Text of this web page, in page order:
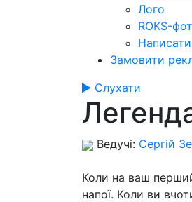
Лого
ROKS-
Замовити
Слухати
Ведучі: Сергій
Коли на ваш
напої. Коли ви